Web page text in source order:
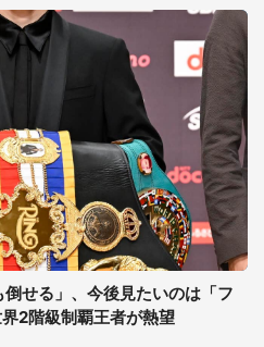
せる」、今後見たいのは「フ
2階級制覇王者が熱望